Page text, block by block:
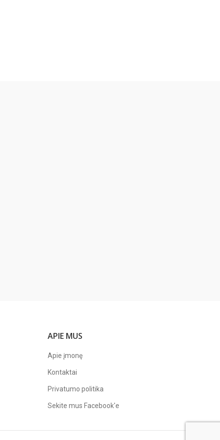
APIE MUS
Apie įmonę
Kontaktai
Privatumo politika
Sekite mus Facebook'e